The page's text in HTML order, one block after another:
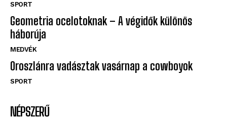
SPORT
Geometria ocelotoknak – A végidők különös
háborúja
MEDVÉK
Oroszlánra vadásztak vasárnap a cowboyok
SPORT
NÉPSZERŰ